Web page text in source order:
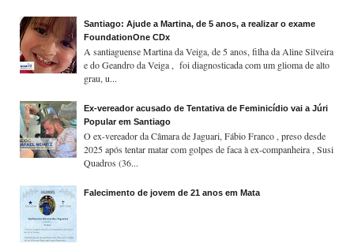
Santiago: Ajude a Martina, de 5 anos, a realizar o exame
FoundationOne CDx
A santiaguense Martina da Veiga, de 5 anos, filha da Aline Silveira
e do Geandro da Veiga , foi diagnosticada com um glioma de alto
grau, u...
Ex-vereador acusado de Tentativa de Feminicídio vai a Júri
Popular em Santiago
O ex-vereador da Câmara de Jaguari, Fábio Franco , preso desde
2025 após tentar matar com golpes de faca à ex-companheira , Susi
Quadros (36...
Falecimento de jovem de 21 anos em Mata